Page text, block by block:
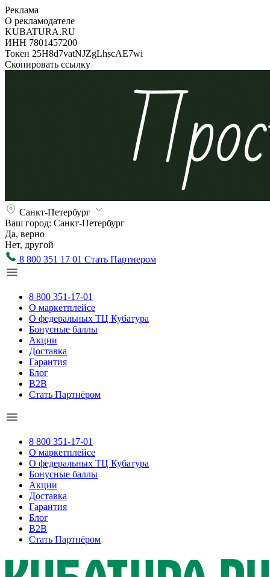
Реклама
О рекламодателе
KUBATURA.RU
ИНН 7801457200
Токен 25H8d7vatNJZgLhscAE7wi
Скопировать ссылку
Санкт-Петербург
Ваш город: Санкт-Петербург
Да, верно
Нет, другой
8 800 351 17 01 Стать Партнером
8 800 351-17-01
О маркетплейсе
О федеральных ТЦ Кубатура
Бонусные баллы
Акции
Доставка
Гарантия
Блог
B2B
Стать Партнёром
8 800 351-17-01
О маркетплейсе
О федеральных ТЦ Кубатура
Бонусные баллы
Акции
Доставка
Гарантия
Блог
B2B
Стать Партнёром